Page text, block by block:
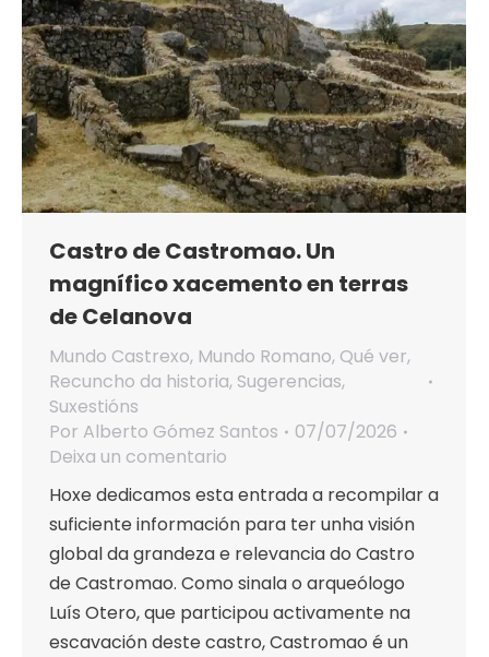
Castro de Castromao. Un
magnífico xacemento en terras
de Celanova
Mundo Castrexo, Mundo Romano, Qué ver,
Recuncho da historia, Sugerencias,
Suxestións
Por Alberto Gómez Santos
07/07/2026
Deixa un comentario
Hoxe dedicamos esta entrada a recompilar a
suficiente información para ter unha visión
global da grandeza e relevancia do Castro
de Castromao. Como sinala o arqueólogo
Luís Otero, que participou activamente na
escavación deste castro, Castromao é un